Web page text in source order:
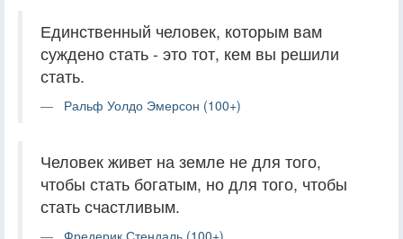
Единственный человек, которым вам
суждено стать - это тот, кем вы решили
стать.
Ральф Уолдо Эмерсон (100+)
Человек живет на земле не для того,
чтобы стать богатым, но для того, чтобы
стать счастливым.
Фредерик Стендаль (100+)